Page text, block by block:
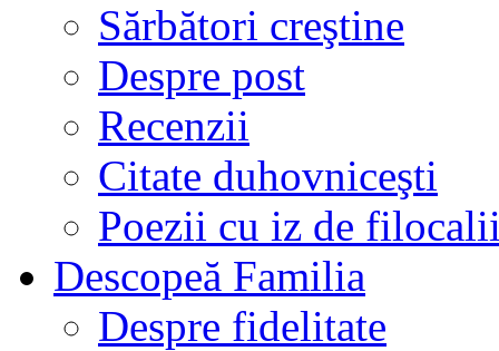
Sărbători creştine
Despre post
Recenzii
Citate duhovniceşti
Poezii cu iz de
Descopeă Familia
Despre fidelitate